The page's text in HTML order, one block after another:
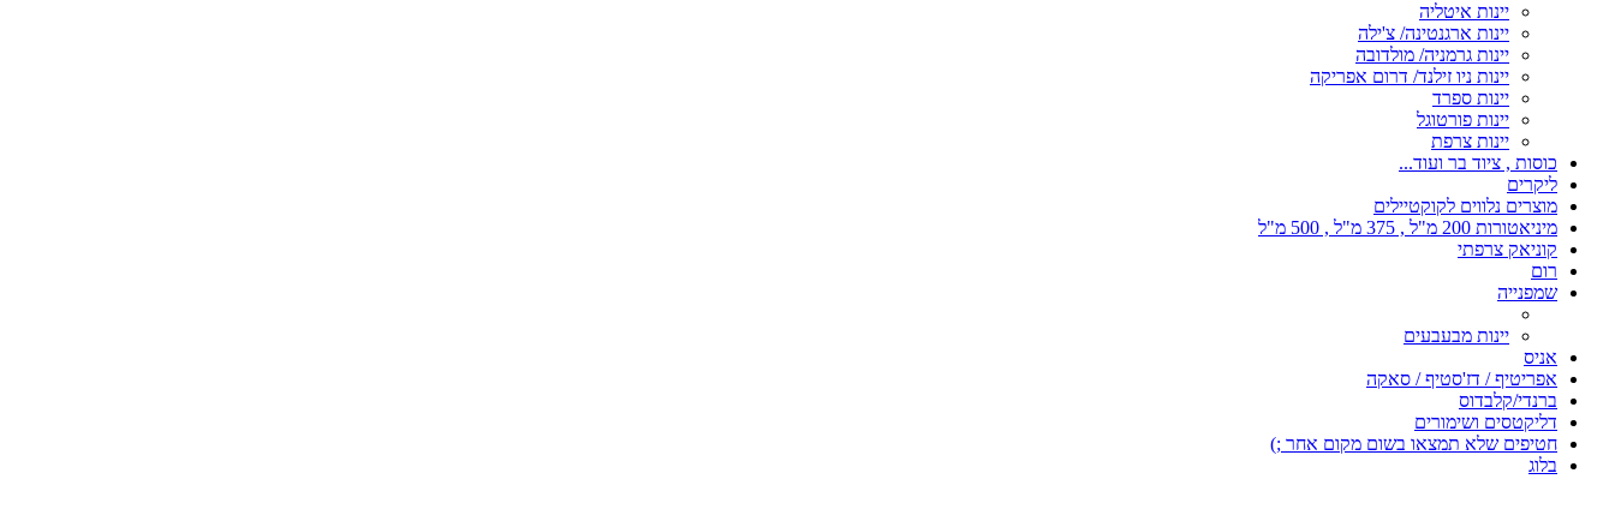
יינות איטליה
יינות ארגנטינה/ צ'ילה
יינות גרמניה/ מולדובה
יינות ניו זילנד/ דרום אפריקה
יינות ספרד
יינות פורטוגל
יינות צרפת
כוסות , ציוד בר ועוד...
ליקרים
מוצרים נלווים לקוקטיילים
מיניאטורות 200 מ"ל , 375 מ"ל , 500 מ"ל
קוניאק צרפתי
רום
שמפנייה
יינות מבעבעים
אניס
אפריטיף / דז'סטיף / סאקה
ברנדי/קלבדוס
דליקטסים ושימורים
חטיפים שלא תמצאו בשום מקום אחר ;)
בלוג